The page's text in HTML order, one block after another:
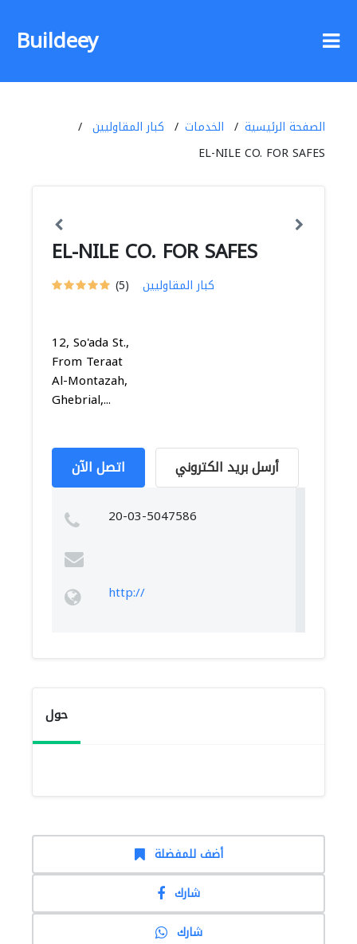
Buildeey
الصفحة الرئيسية الخدمات
كبار المقاوليين
EL-NILE CO. FOR SAFES
EL-NILE CO. FOR SAFES
(5) كبار المقاوليين
12, So'ada St.,
From Teraat
Al-Montazah,
Ghebrial,...
اتصل الآن أرسل بريد الكتروني
20-03-5047586
http://
حول
أضف للمفضلة
شارك
شارك